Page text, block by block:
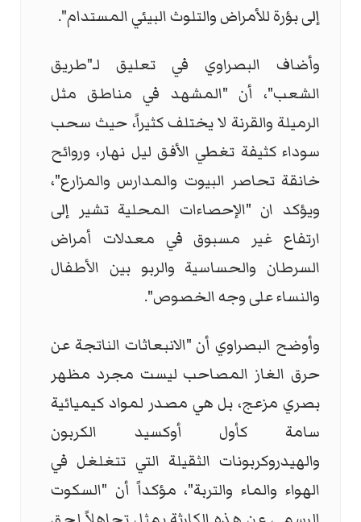
إلى بؤرة للأمراض والتلوث البيئي المستدام".
وأضاف البصراوي في تعليق لـ"طريق
الشعب"، أن "المشهد في مناطق مثل
الرميلة والقرنة لا يختلف كثيراً، حيث سحب
سوداء كثيفة تغطي الأفق ليل نهار، وروائح
خانقة تحاصر البيوت والمدارس والمزارع"،
ويؤكد ان "الإحصاءات المحلية تشير إلى
ارتفاع غير مسبوق في معدلات أمراض
السرطان والحساسية والربو بين الأطفال
والنساء على وجه الخصوص".
وأوضح البصراوي أن "الانبعاثات الناتجة عن
حرق الغاز المصاحب ليست مجرد مظهر
بصري مزعج، بل هي مصدر لمواد كيميائية
سامة كأول أوكسيد الكربون
والهيدروكربونات الثقيلة التي تتغلغل في
الهواء والماء والتربة"، مؤكداً أن "السكوت